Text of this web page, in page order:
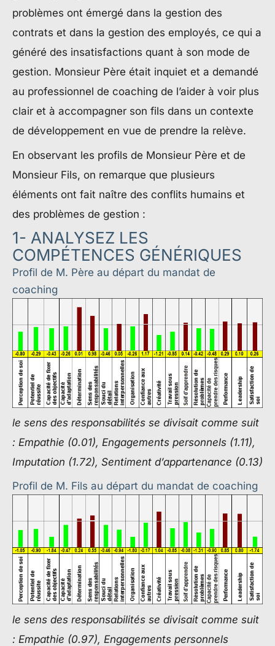
problèmes ont émergé dans la gestion des
contrats et dans la gestion des employés, ce qui a
généré des insatisfactions quant à son mode de
gestion. Monsieur Père était inquiet et a demandé
au professionnel de coaching de l’aider à voir plus
clair et à accompagner son fils dans un contexte
de développement en vue de prendre la relève.
En observant les profils de Monsieur Père et de
Monsieur Fils, on remarque que plusieurs
éléments ont fait naître des conflits humains et
des problèmes de gestion :
1- ANALYSEZ LES
COMPÉTENCES GÉNÉRIQUES
Profil de M. Père au départ du mandat de
coaching
le sens des responsabilités se divisait comme suit
: Empathie (0.01), Engagements personnels (1.11),
Imputation (1.72), Sentiment d’appartenance (0.13)
Profil de M. Fils au départ du mandat de coaching
le sens des responsabilités se divisait comme suit
: Empathie (0.97), Engagements personnels